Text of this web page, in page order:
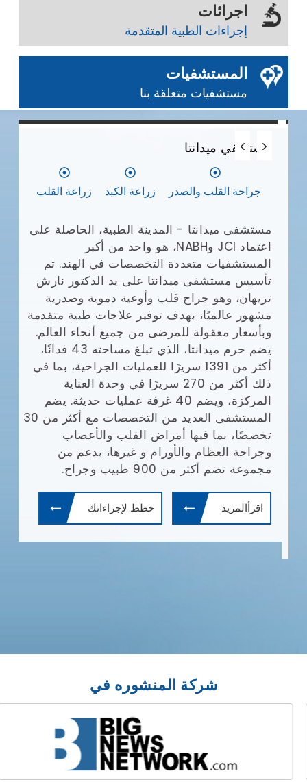
اجرائات
إجراءات الطبية المتقدمة
المستشفيات
مستشفيات متعلقة بنا
0 0 0
مستشفي ميدانتا
جراحة القلب والصدر زراعة الكبد زراعة القلب
مستشفى ميدانتا - المدينة الطبية، الحاصلة على
اعتماد JCI وNABH، هو واحد من أكبر
المستشفيات متعددة التخصصات في الهند. تم
تأسيس مستشفى ميدانتا على يد الدكتور نارش
تريهان، وهو جراح قلب وأوعية دموية وصدرية
مشهور عالميًا، بهدف توفير علاجات طبية متقدمة
وبأسعار معقولة للمرضى من جميع أنحاء العالم.
يضم حرم ميدانتا، الذي تبلغ مساحته 43 فدانًا،
أكثر من 1391 سريرًا للعمليات الجراحية، بما في
ذلك أكثر من 270 سريرًا في وحدة العناية
المركزة، ويضم 40 غرفة عمليات حديثة. يضم
المستشفى العديد من التخصصات مع أكثر من 30
تخصصًا، بما فيها أمراض القلب والأعصاب
وجراحة العظام والأورام و غيرها، بدعم من
مجموعة تضم أكثر من 900 طبيب وجراح.
اقرأالمزيد خطط لإجراءاتك
شركة المنشوره في